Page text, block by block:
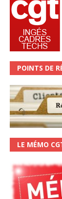
POINTS DE
LE MÉMO